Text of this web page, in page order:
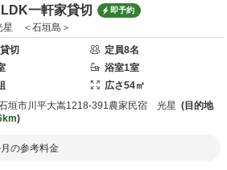
一軒家貸切
即予約
星 ＜石垣島＞
切
定員8名
浴室1室
広さ54㎡
垣市川平大嵩1218-391農家民宿 光星
目的地
の参考料金